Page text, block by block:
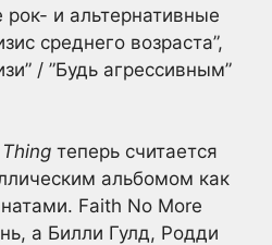
рок- и альтернативные
среднего возраста”,
/ ”Будь агрессивным”
теперь считается
альбомом как
Faith No More
а Билли Гулд, Родди